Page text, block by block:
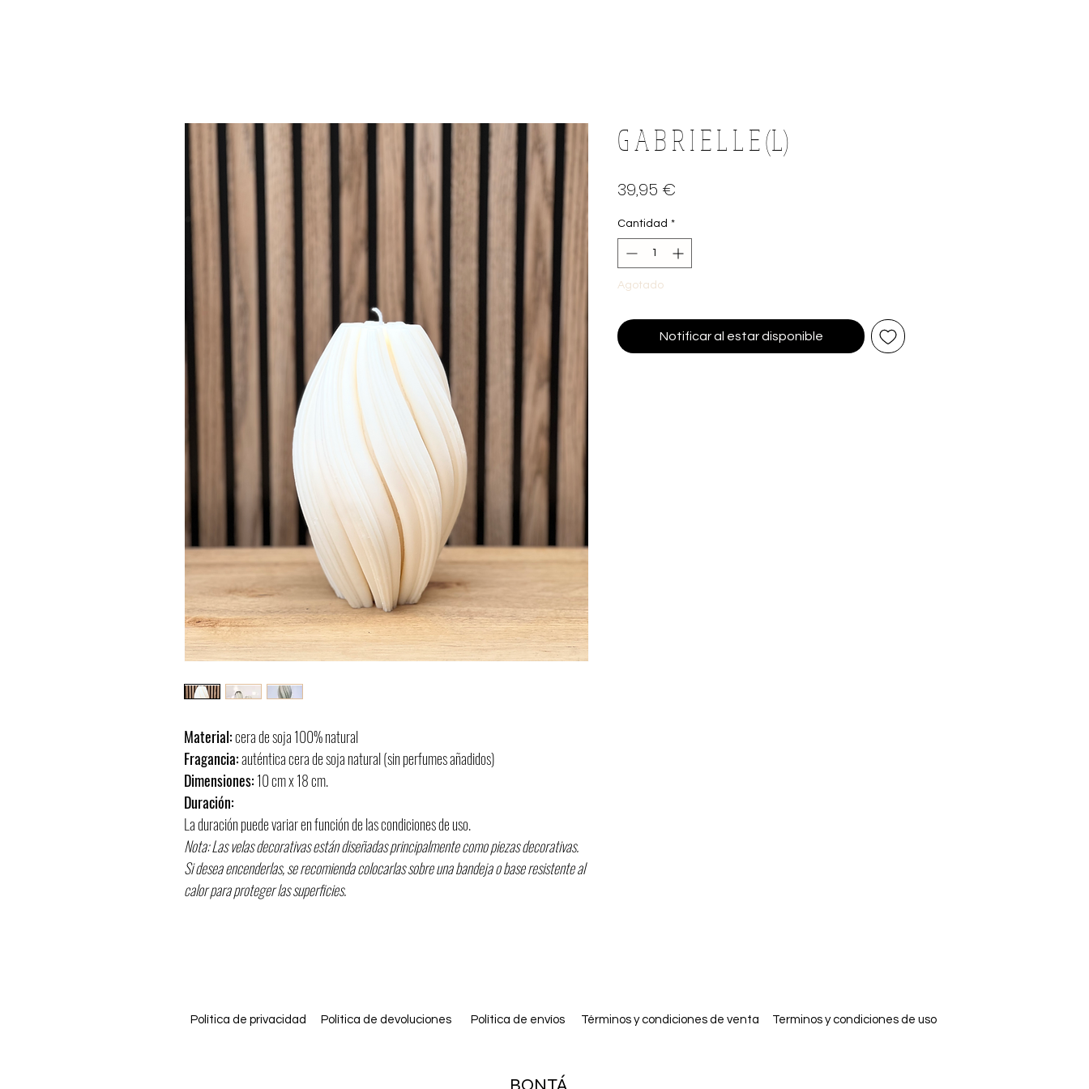
Material:cera de soja 100% natural
Fragancia:auténtica cera de soja natural (sin perfumes añadidos)
Dimensiones:10 cm x 18 cm.
Duración:
La duración puede variar en función de las condiciones de uso.
Nota: Las velas decorativas están diseñadas principalmente como piezas decorativas.
Si desea encenderlas, se recomienda colocarlas sobre una bandeja o base resistente al
calor para proteger las superficies.
G A B R I E L L E (L)
39,95 €
Cantidad *
Agotado
Notificar al estar disponible
Política de privacidad Política de devoluciones Política de envíos ​Términos y condiciones de venta Terminos y condiciones de uso